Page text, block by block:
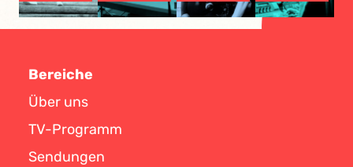
Bereiche
Über uns
TV-Programm
Sendungen